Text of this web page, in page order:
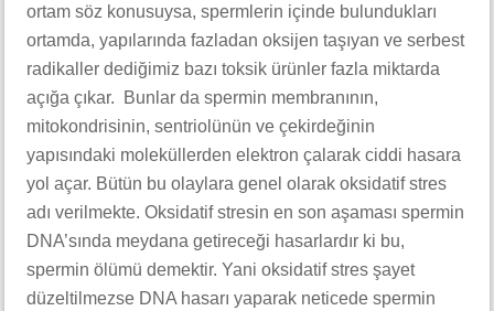
ortam söz konusuysa, spermlerin içinde bulundukları
ortamda, yapılarında fazladan oksijen taşıyan ve serbest
radikaller dediğimiz bazı toksik ürünler fazla miktarda
açığa çıkar. Bunlar da spermin membranının,
mitokondrisinin, sentriolünün ve çekirdeğinin
yapısındaki moleküllerden elektron çalarak ciddi hasara
yol açar. Bütün bu olaylara genel olarak oksidatif stres
adı verilmekte. Oksidatif stresin en son aşaması spermin
DNA’sında meydana getireceği hasarlardır ki bu,
spermin ölümü demektir. Yani oksidatif stres şayet
düzeltilmezse DNA hasarı yaparak neticede spermin